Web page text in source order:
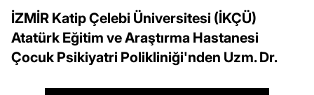
İZMİR Katip Çelebi Üniversitesi (İKÇÜ)
Atatürk Eğitim ve Araştırma Hastanesi
Çocuk Psikiyatri Polikliniği'nden Uzm. Dr.